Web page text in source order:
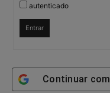
autenticado
Entrar
Continuar com